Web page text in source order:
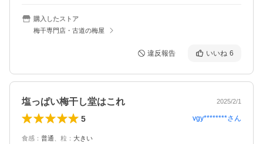
購入したストア
梅干専門店・古道の梅屋
違反報告 いいね 6
塩っぱい梅干し堂はこれ 2025/2/1
5 vgy********さん
食感 ： 普通 粒 ： 大きい